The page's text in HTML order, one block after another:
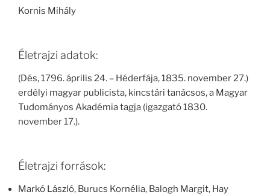
Kornis Mihály
Életrajzi adatok:
(Dés, 1796. április 24. – Héderfája, 1835. november 27.)
erdélyi magyar publicista, kincstári tanácsos, a Magyar
Tudományos Akadémia tagja (igazgató 1830.
november 17.).
Életrajzi források:
Markó László, Burucs Kornélia, Balogh Margit, Hay